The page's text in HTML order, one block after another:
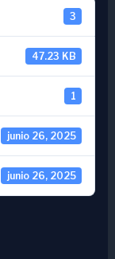
3
47.23 KB
1
junio 26, 2025
junio 26, 2025